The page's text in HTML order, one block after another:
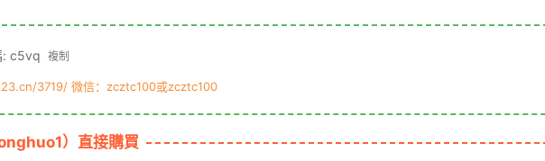
: c5vq 複制
3719/ 微信：zcztc100或zcztc100
）直接購買